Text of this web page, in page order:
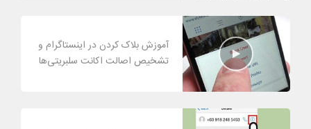
آموزش بلاک کردن در اینستاگرام و
تشخیص اصالت اکانت سلبریتی‌ها